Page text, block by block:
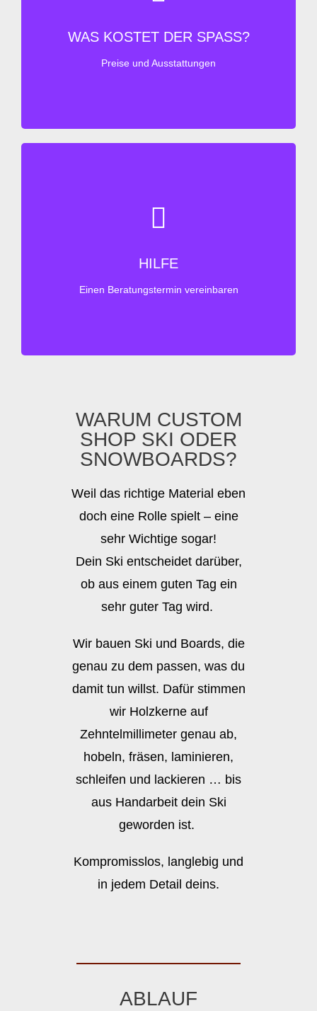
WAS KOSTET DER SPASS?
Preise und Ausstattungen
HILFE
Einen Beratungstermin vereinbaren
am liebsten per Telefon!
WARUM CUSTOM
SHOP SKI ODER
SNOWBOARDS?
Weil das richtige Material eben
doch eine Rolle spielt – eine
sehr Wichtige sogar!
Dein Ski entscheidet darüber,
ob aus einem guten Tag ein
sehr guter Tag wird.
Wir bauen Ski und Boards, die
genau zu dem passen, was du
damit tun willst. Dafür stimmen
wir Holzkerne auf
Zehntelmillimeter genau ab,
hobeln, fräsen, laminieren,
schleifen und lackieren … bis
aus Handarbeit dein Ski
geworden ist.
Kompromisslos, langlebig und
in jedem Detail deins.
ABLAUF